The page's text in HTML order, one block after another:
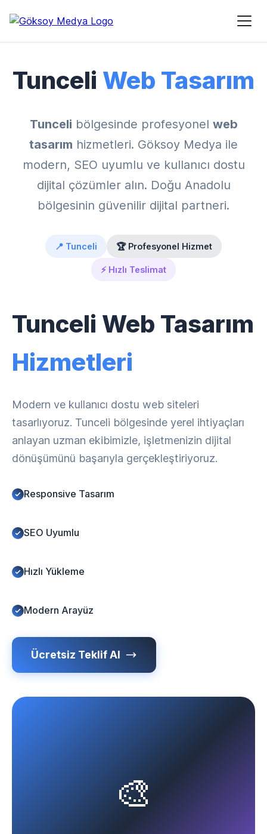
Tunceli Web Tasarım
Tunceli bölgesinde profesyonel web
tasarım hizmetleri. Göksoy Medya ile
modern, SEO uyumlu ve kullanıcı dostu
dijital çözümler alın. Doğu Anadolu
bölgesinin güvenilir dijital partneri.
📍 Tunceli 🏆 Profesyonel Hizmet
⚡ Hızlı Teslimat
Tunceli Web Tasarım
Hizmetleri
Modern ve kullanıcı dostu web siteleri
tasarlıyoruz. Tunceli bölgesinde yerel ihtiyaçları
anlayan uzman ekibimizle, işletmenizin dijital
dönüşümünü başarıyla gerçekleştiriyoruz.
Responsive Tasarım
SEO Uyumlu
Hızlı Yükleme
Modern Arayüz
Ücretsiz Teklif Al
🎨